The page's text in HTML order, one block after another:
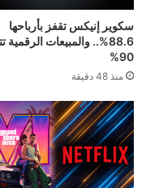
سكوير إنيكس تقفز بأرباحها
88.6%.. والمبيعات الرقمية
90%
منذ 48 دقيقة